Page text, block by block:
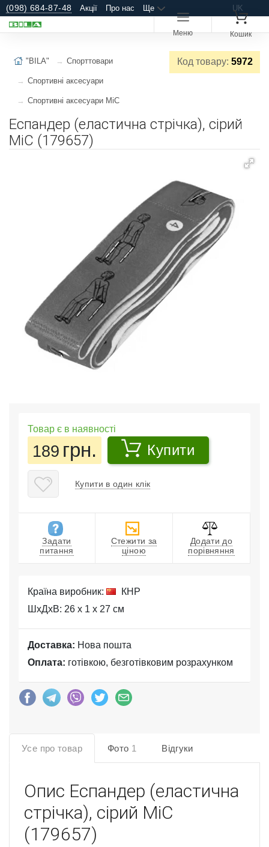
(098) 684-87-48 Акції Про нас Ще UK
Меню Кошик
Код товару: 5972
"BILA" Спорттовари
Спортивні аксесуари
Спортивні аксесуари MiC
Еспандер (еластична стрічка), сірий
MiC (179657)
Товар є в наявності
189 грн. Купити
Купити в один клік
Задати
питання
Стежити за
ціною
Додати до
порівняння
Країна виробник:
КНР
ШхДхВ: 26 x 1 x 27 см
Доставка: Нова пошта
Оплата: готівкою, безготівковим розрахунком
Усе про товар Фото 1 Відгуки
Опис Еспандер (еластична
стрічка), сірий MiC
(179657)